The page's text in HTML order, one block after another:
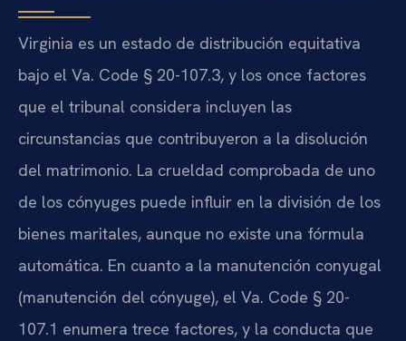
Virginia es un estado de distribución equitativa
bajo el Va. Code § 20-107.3, y los once factores
que el tribunal considera incluyen las
circunstancias que contribuyeron a la disolución
del matrimonio. La crueldad comprobada de uno
de los cónyuges puede influir en la división de los
bienes maritales, aunque no existe una fórmula
automática. En cuanto a la manutención conyugal
(manutención del cónyuge), el Va. Code § 20-
107.1 enumera trece factores, y la conducta que